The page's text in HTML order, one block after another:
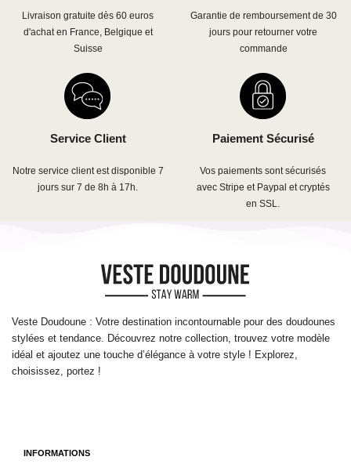
Livraison gratuite dès 60 euros
d'achat en France, Belgique et
Suisse
Garantie de remboursement de 30
jours pour retourner votre
commande
Service Client
Notre service client est disponible 7
jours sur 7 de 8h à 17h.
Paiement Sécurisé
Vos paiements sont sécurisés
avec Stripe et Paypal et cryptés
en SSL.
Veste Doudoune : Votre destination incontournable pour des doudounes
stylées et tendance. Découvrez notre collection, trouvez votre modèle
idéal et ajoutez une touche d’élégance à votre style ! Explorez,
choisissez, portez !
INFORMATIONS